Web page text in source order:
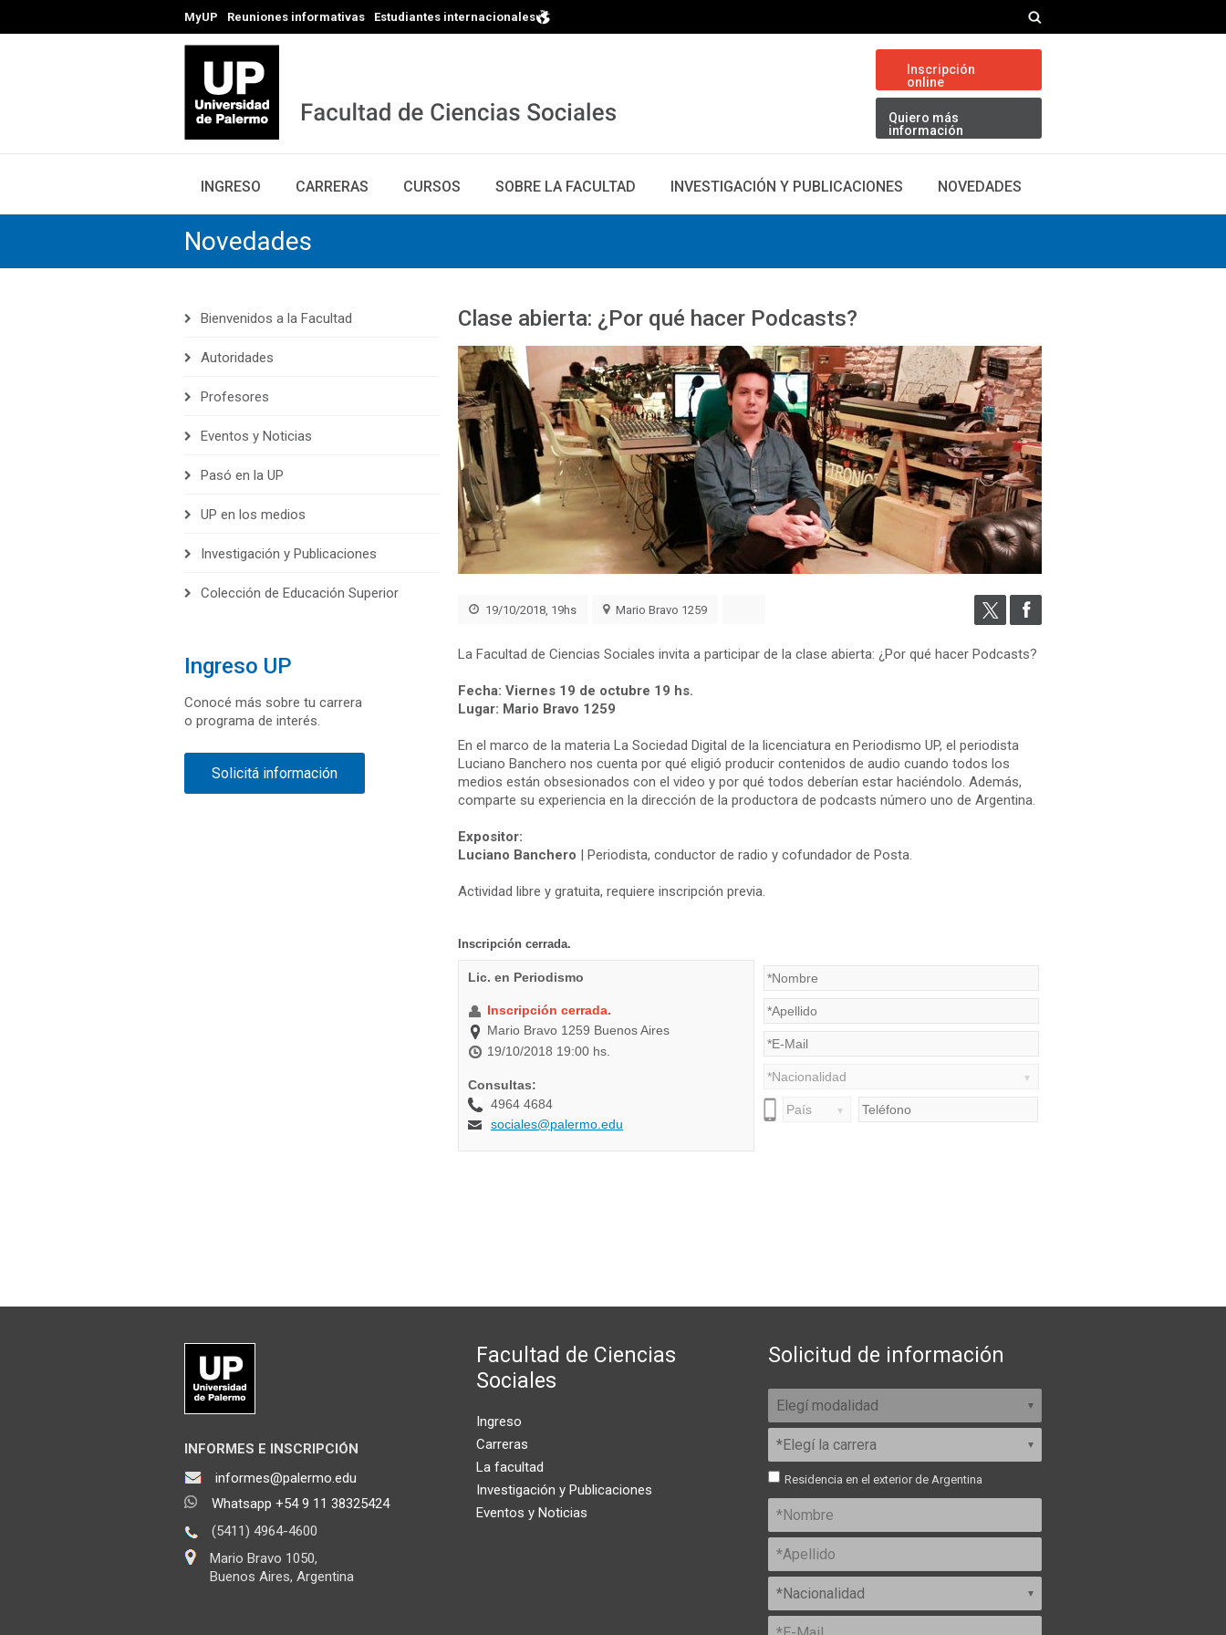
MyUP Reuniones informativas Estudiantes internacionales
Inscripción
online
Quiero más
información
INGRESO CARRERAS CURSOS SOBRE LA FACULTAD INVESTIGACIÓN Y PUBLICACIONES NOVEDADES
Novedades
Clase abierta: ¿Por qué hacer Podcasts?
19/10/2018, 19hs Mario Bravo 1259
La Facultad de Ciencias Sociales invita a participar de la clase abierta: ¿Por qué hacer Podcasts?
Fecha: Viernes 19 de octubre 19 hs.
Lugar: Mario Bravo 1259
En el marco de la materia La Sociedad Digital de la licenciatura en Periodismo UP, el periodista
Luciano Banchero nos cuenta por qué eligió producir contenidos de audio cuando todos los
medios están obsesionados con el video y por qué todos deberían estar haciéndolo. Además,
comparte su experiencia en la dirección de la productora de podcasts número uno de Argentina.
Expositor:
Luciano Banchero | Periodista, conductor de radio y cofundador de Posta.
Actividad libre y gratuita, requiere inscripción previa.
Bienvenidos a la Facultad
Autoridades
Profesores
Eventos y Noticias
Pasó en la UP
UP en los medios
Investigación y Publicaciones
Colección de Educación Superior
Ingreso UP
Conocé más sobre tu carrera
o programa de interés.
Solicitá información
INFORMES E INSCRIPCIÓN
informes@palermo.edu
Whatsapp +54 9 11 38325424
(5411) 4964-4600
Mario Bravo 1050,
Buenos Aires, Argentina
Facultad de Ciencias
Sociales
Ingreso
Carreras
La facultad
Investigación y Publicaciones
Eventos y Noticias
Solicitud de información
Residencia en el exterior de Argentina